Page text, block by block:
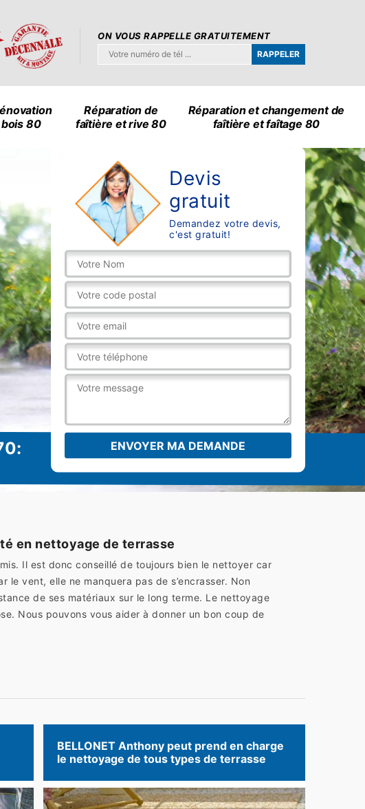
ON VOUS RAPPELLE GRATUITEMENT
80
Réparation de
faîtière et rive 80
Réparation et changement de
faîtière et faîtage 80
Devis
gratuit
Demandez votre devis,
c'est gratuit!
en nettoyage de terrasse
Il est donc conseillé de toujours bien le nettoyer car
vent, elle ne manquera pas de s’encrasser. Non
de ses matériaux sur le long terme. Le nettoyage
Nous pouvons vous aider à donner un bon coup de
BELLONET Anthony peut prend en charge
le nettoyage de tous types de terrasse